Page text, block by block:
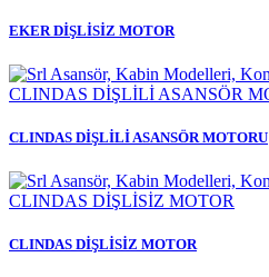
EKER DİŞLİSİZ MOTOR
CLINDAS DİŞLİLİ ASANSÖR MOTORU
CLINDAS DİŞLİSİZ MOTOR